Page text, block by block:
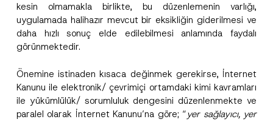
kesin olmamakla birlikte, bu düzenlemenin varlığı,
uygulamada halihazır mevcut bir eksikliğin giderilmesi ve
daha hızlı sonuç elde edilebilmesi anlamında faydalı
görünmektedir.
Önemine istinaden kısaca değinmek gerekirse, İnternet
Kanunu ile elektronik/ çevrimiçi ortamdaki kimi kavramları
ile yükümlülük/ sorumluluk dengesini düzenlenmekte ve
paralel olarak İnternet Kanunu’na göre; “yer sağlayıcı, yer